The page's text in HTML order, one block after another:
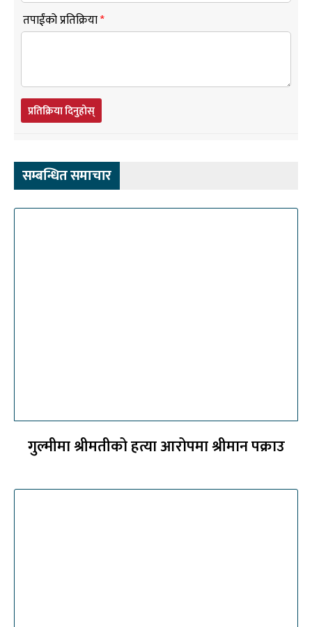
तपाईंको प्रतिक्रिया*
प्रतिक्रिया दिनुहोस्
सम्बन्धित समाचार
गुल्मीमा श्रीमतीको हत्या आरोपमा श्रीमान पक्राउ